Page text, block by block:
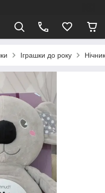
Іграшки до року